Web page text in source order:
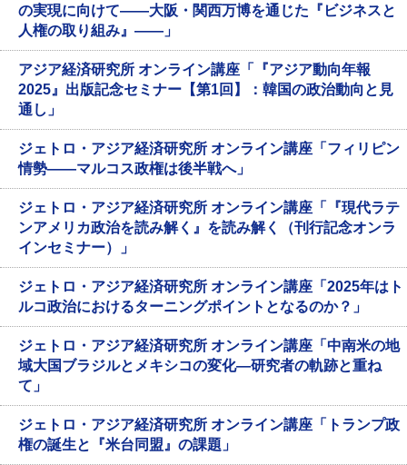
の実現に向けて――大阪・関西万博を通じた『ビジネスと
人権の取り組み』――」
アジア経済研究所 オンライン講座「『アジア動向年報
2025』出版記念セミナー【第1回】：韓国の政治動向と見
通し」
ジェトロ・アジア経済研究所 オンライン講座「フィリピン
情勢――マルコス政権は後半戦へ」
ジェトロ・アジア経済研究所 オンライン講座「『現代ラテ
ンアメリカ政治を読み解く』を読み解く（刊行記念オンラ
インセミナー）」
ジェトロ・アジア経済研究所 オンライン講座「2025年はト
ルコ政治におけるターニングポイントとなるのか？」
ジェトロ・アジア経済研究所 オンライン講座「中南米の地
域大国ブラジルとメキシコの変化―研究者の軌跡と重ね
て」
ジェトロ・アジア経済研究所 オンライン講座「トランプ政
権の誕生と『米台同盟』の課題」